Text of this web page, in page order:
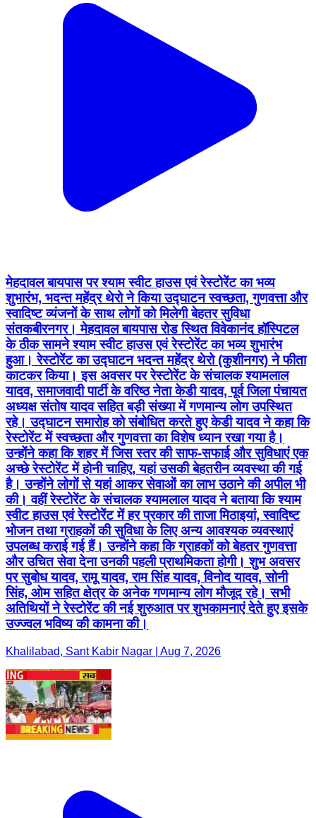
मेहदावल बायपास पर श्याम स्वीट हाउस एवं रेस्टोरेंट का भव्य
शुभारंभ, भदन्त महेंद्र थेरो ने किया उद्घाटन स्वच्छता, गुणवत्ता और
स्वादिष्ट व्यंजनों के साथ लोगों को मिलेगी बेहतर सुविधा
संतकबीरनगर। मेहदावल बायपास रोड स्थित विवेकानंद हॉस्पिटल
के ठीक सामने श्याम स्वीट हाउस एवं रेस्टोरेंट का भव्य शुभारंभ
हुआ। रेस्टोरेंट का उद्घाटन भदन्त महेंद्र थेरो (कुशीनगर) ने फीता
काटकर किया। इस अवसर पर रेस्टोरेंट के संचालक श्यामलाल
यादव, समाजवादी पार्टी के वरिष्ठ नेता केडी यादव, पूर्व जिला पंचायत
अध्यक्ष संतोष यादव सहित बड़ी संख्या में गणमान्य लोग उपस्थित
रहे। उद्घाटन समारोह को संबोधित करते हुए केडी यादव ने कहा कि
रेस्टोरेंट में स्वच्छता और गुणवत्ता का विशेष ध्यान रखा गया है।
उन्होंने कहा कि शहर में जिस स्तर की साफ-सफाई और सुविधाएं एक
अच्छे रेस्टोरेंट में होनी चाहिए, यहां उसकी बेहतरीन व्यवस्था की गई
है। उन्होंने लोगों से यहां आकर सेवाओं का लाभ उठाने की अपील भी
की। वहीं रेस्टोरेंट के संचालक श्यामलाल यादव ने बताया कि श्याम
स्वीट हाउस एवं रेस्टोरेंट में हर प्रकार की ताजा मिठाइयां, स्वादिष्ट
भोजन तथा ग्राहकों की सुविधा के लिए अन्य आवश्यक व्यवस्थाएं
उपलब्ध कराई गई हैं। उन्होंने कहा कि ग्राहकों को बेहतर गुणवत्ता
और उचित सेवा देना उनकी पहली प्राथमिकता होगी। शुभ अवसर
पर सुबोध यादव, रामू यादव, राम सिंह यादव, विनोद यादव, सोनी
सिंह, ओम सहित क्षेत्र के अनेक गणमान्य लोग मौजूद रहे। सभी
अतिथियों ने रेस्टोरेंट की नई शुरुआत पर शुभकामनाएं देते हुए इसके
उज्ज्वल भविष्य की कामना की।
Khalilabad, Sant Kabir Nagar | Aug 7, 2026